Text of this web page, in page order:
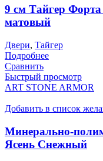
9 см Тайгер
матовый
Двери, Тайгер
Подробнее
Сравнить
Быстрый просмотр
ART STONE ARMOR
Добавить в список
Минерально-
Ясень Снежный